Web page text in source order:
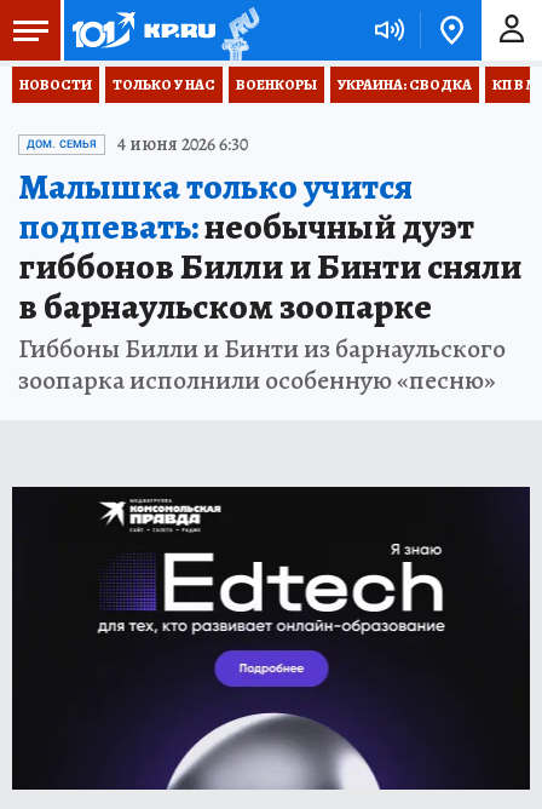
НОВОСТИ ТОЛЬКО У НАС ВОЕНКОРЫ УКРАИНА: СВОДКА КП В
ДОМ. СЕМЬЯ 4 июня 2026 6:30
Малышка только учится
подпевать:необычный дуэт
гиббонов Билли и Бинти сняли
в барнаульском зоопарке
Гиббоны Билли и Бинти из барнаульского
зоопарка исполнили особенную «песню»